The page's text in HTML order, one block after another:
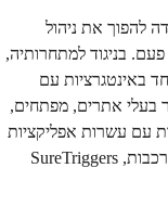
להפוך את ניהול
בניגוד למתחרותיה,
באינטגרציות עם
בעלי אתרים, מפתחים,
עם עשרות אפליקציות
פופולריות ותכונות מתקדמות לניהול אוטומציות מורכבות, SureTriggers